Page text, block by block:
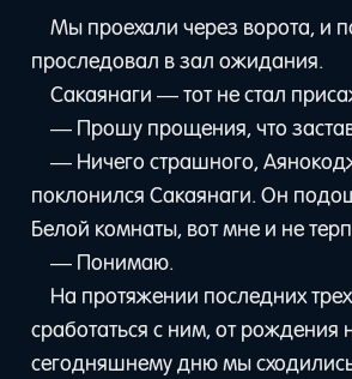
Мы проехали через ворота, и
проследовал в зал ожидания.
Сакаянаги — тот не стал
— Прошу прощения, что
— Ничего страшного,
поклонился Сакаянаги. Он
Белой комнаты, вот мне и не
— Понимаю.
На протяжении последних
сработаться с ним, от
сегодняшнему дню мы